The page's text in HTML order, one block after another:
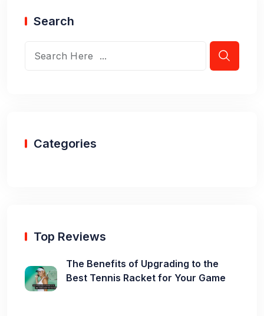
Search
Categories
Top Reviews
The Benefits of Upgrading to the
Best Tennis Racket for Your Game